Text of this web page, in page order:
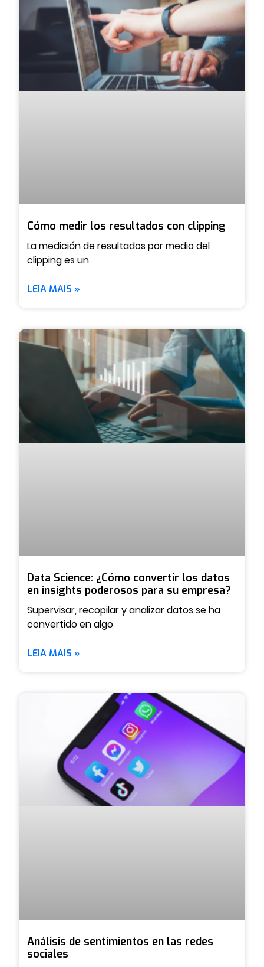
Cómo medir los resultados con clipping
La medición de resultados por medio del
clipping es un
LEIA MAIS »
Data Science: ¿Cómo convertir los datos
en insights poderosos para su empresa?
Supervisar, recopilar y analizar datos se ha
convertido en algo
LEIA MAIS »
Análisis de sentimientos en las redes
sociales